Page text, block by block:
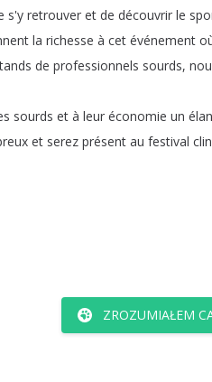
s'y retrouver et de découvrir le
la richesse à cet événement
de professionnels sourds,
sourds et à leur économie un élan
et serez présent au festival clin
ZROZUMIAŁEM